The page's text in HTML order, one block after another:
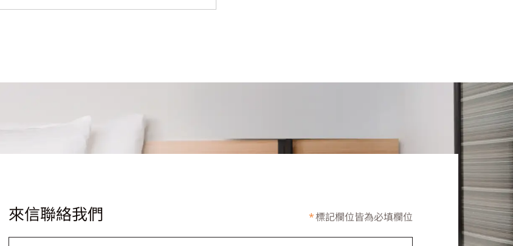
來信聯絡我們 *標記欄位皆為必填欄位